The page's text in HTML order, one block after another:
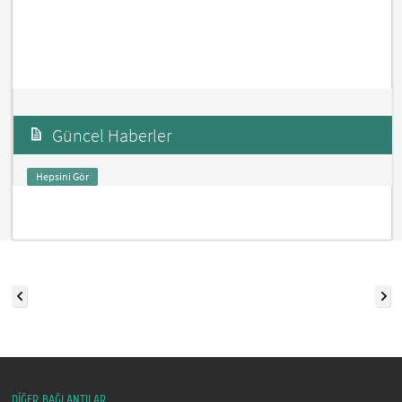
Güncel Haberler
Hepsini Gör